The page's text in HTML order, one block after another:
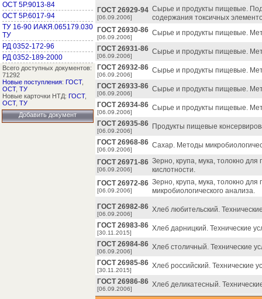
ОСТ 5Р.9013-84
ОСТ 5Р.6017-94
ТУ 16-90 ИАКЯ.065179.030
ТУ
РД 0352-172-96
РД 0352-189-2000
Всего доступных документов:
71292
Новые поступления: ГОСТ,
ОСТ, ТУ
Новые карточки НТД: ГОСТ,
ОСТ, ТУ
Добавить документ
ГОСТ 26929-94
[06.09.2006]
Сырье и продукты пищевые.
содержания токсичных
ГОСТ 26930-86
[06.09.2006]
Сырье и продукты пищевые.
ГОСТ 26931-86
[06.09.2006]
Сырье и продукты пищевые.
ГОСТ 26932-86
[06.09.2006]
Сырье и продукты пищевые.
ГОСТ 26933-86
[06.09.2006]
Сырье и продукты пищевые.
ГОСТ 26934-86
[06.09.2006]
Сырье и продукты пищевые.
ГОСТ 26935-86
[06.09.2006]
Продукты пищевые
ГОСТ 26968-86
[06.09.2006]
Сахар. Методы
ГОСТ 26971-86
[06.09.2006]
Зерно, крупа, мука, толокно
кислотности.
ГОСТ 26972-86
[06.09.2006]
Зерно, крупа, мука, толокно
микробиологического анализа.
ГОСТ 26982-86
[06.09.2006]
Хлеб любительский.
ГОСТ 26983-86
[30.11.2015]
Хлеб дарницкий. Технические
ГОСТ 26984-86
[06.09.2006]
Хлеб столичный. Технические
ГОСТ 26985-86
[30.11.2015]
Хлеб российский. Технические
ГОСТ 26986-86
[06.09.2006]
Хлеб деликатесный.